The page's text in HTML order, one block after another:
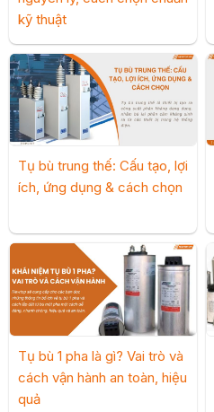
kỹ thuật
Tụ bù trung thế: Cấu tạo, lợi
ích, ứng dụng & cách chọn
Tụ bù 1 pha là gì? Vai trò và
cách vận hành an toàn, hiệu
quả